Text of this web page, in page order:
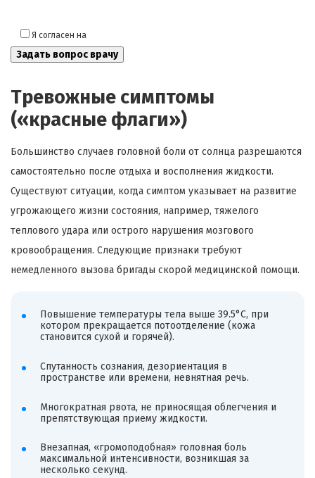
Я согласен на
Тревожные симптомы
(«красные флаги»)
Большинство случаев головной боли от солнца разрешаются
самостоятельно после отдыха и восполнения жидкости.
Существуют ситуации, когда симптом указывает на развитие
угрожающего жизни состояния, например, тяжелого
теплового удара или острого нарушения мозгового
кровообращения. Следующие признаки требуют
немедленного вызова бригады скорой медицинской помощи.
Повышение температуры тела выше 39.5°C, при
котором прекращается потоотделение (кожа
становится сухой и горячей).
Спутанность сознания, дезориентация в
пространстве или времени, невнятная речь.
Многократная рвота, не приносящая облегчения и
препятствующая приему жидкости.
Внезапная, «громоподобная» головная боль
максимальной интенсивности, возникшая за
несколько секунд.